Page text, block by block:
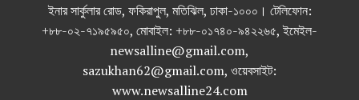
ইনার সার্কুলার রোড, ফকিরাপুল, মতিঝিল, ঢাকা-১০০০। টেলিফোন:
+৮৮-০২-৭১৯৫৯৫০, মোবাইল: +৮৮-০১৭৪০-৯৪২২৬৫, ইমেইল-
newsalline@gmail.com,
sazukhan62@gmail.com, ওয়েবসাইট:
www.newsalline24.com